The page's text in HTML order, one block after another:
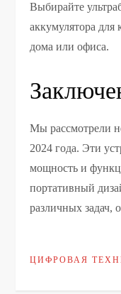
Выбирайте
аккумулятора
дома или офиса.
Мы рассмотрели
2024 года. Эти
мощность и
портативный
различных задач,
ЦИФРОВАЯ